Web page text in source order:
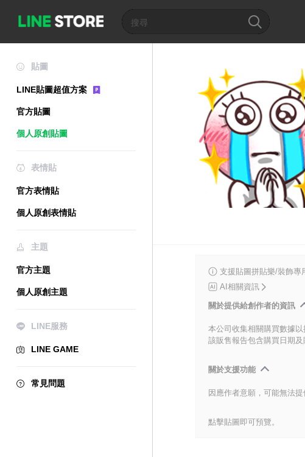
貼圖
LINE貼圖超值方案
官方貼圖
個人原創貼圖
表情貼
官方表情貼
個人原創表情貼
主題
官方主題
個人原創主題
LINE服務
LINE GAME
常見問題
支援貼圖拼貼樂/裝飾專
AI相關資訊
關於提供給創作者的資訊
本公司收集相關購買數據以
該販售報告包含購買日期
關於支援功能
因應作者意願，可能無法提
點擊貼圖即可預覽。